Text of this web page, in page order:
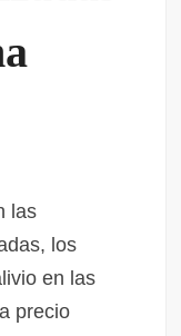
las
los
en las
precio